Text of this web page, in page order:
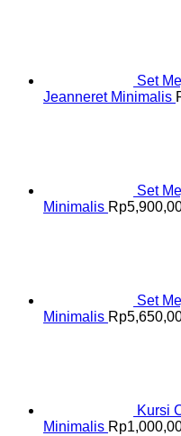
Set
Jeanneret Minimalis
Set
Minimalis Rp
Set
Minimalis Rp
Kursi
Minimalis Rp